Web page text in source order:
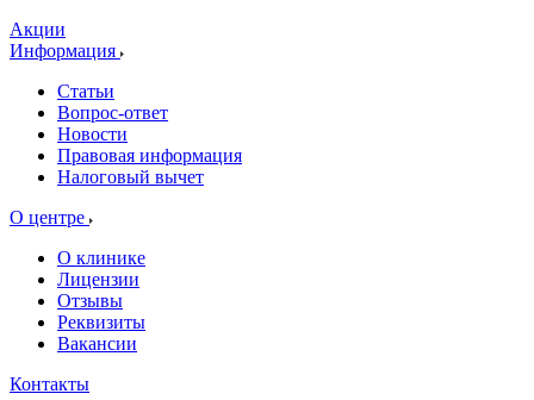
Акции
Информация
Статьи
Вопрос-ответ
Новости
Правовая информация
Налоговый вычет
О центре
О клинике
Лицензии
Отзывы
Реквизиты
Вакансии
Контакты